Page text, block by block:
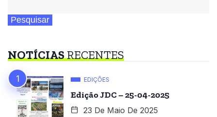
Pesquisar
NOTÍCIASRECENTES
EDIÇÕES
Edição JDC – 25-04-2025
23 De Maio De 2025